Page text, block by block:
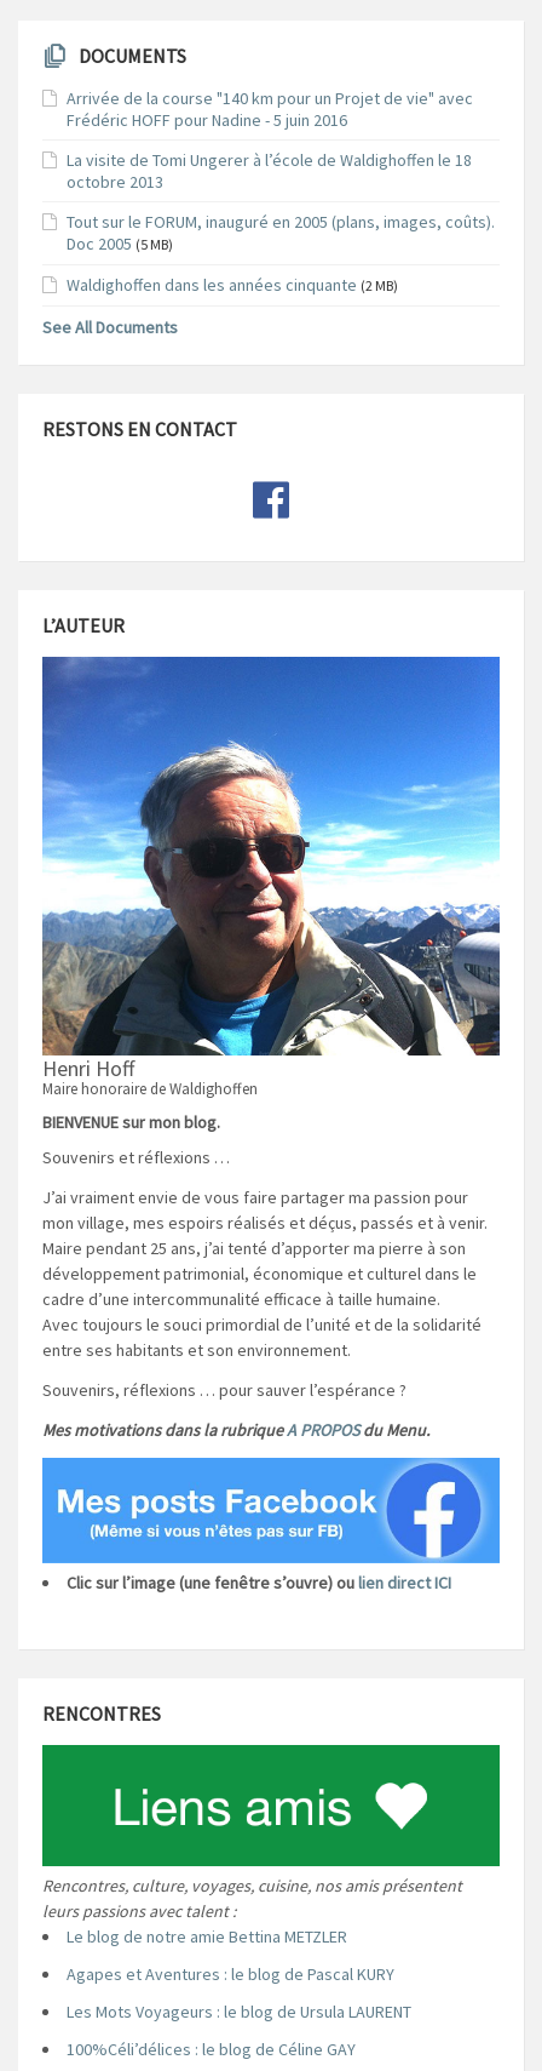
DOCUMENTS
Arrivée de la course "140 km pour un Projet de vie" avec
Frédéric HOFF pour Nadine - 5 juin 2016
La visite de Tomi Ungerer à l’école de Waldighoffen le 18
octobre 2013
Tout sur le FORUM, inauguré en 2005 (plans, images, coûts).
Doc 2005 (5 MB)
Waldighoffen dans les années cinquante (2 MB)
See All Documents
RESTONS EN CONTACT
L’AUTEUR
Henri Hoff
Maire honoraire de Waldighoffen
BIENVENUE sur mon blog.
Souvenirs et réflexions …
J’ai vraiment envie de vous faire partager ma passion pour
mon village, mes espoirs réalisés et déçus, passés et à venir.
Maire pendant 25 ans, j’ai tenté d’apporter ma pierre à son
développement patrimonial, économique et culturel dans le
cadre d’une intercommunalité efficace à taille humaine.
Avec toujours le souci primordial de l’unité et de la solidarité
entre ses habitants et son environnement.
Souvenirs, réflexions … pour sauver l’espérance ?
Mes motivations dans la rubriqueA PROPOSdu Menu.
Clic sur l’image (une fenêtre s’ouvre) oulien direct ICI
RENCONTRES
Rencontres, culture, voyages, cuisine, nos amis présentent
leurs passions avec talent :
Le blog de notre amie Bettina METZLER
Agapes et Aventures : le blog de Pascal KURY
Les Mots Voyageurs : le blog de Ursula LAURENT
100%Céli’délices : le blog de Céline GAY